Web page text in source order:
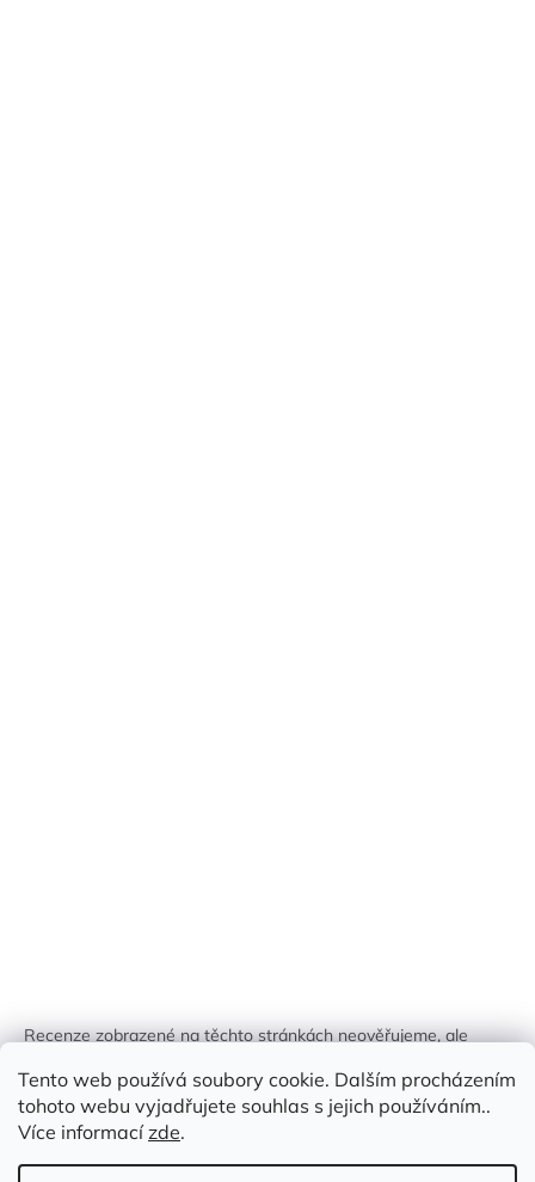
Tento web používá soubory cookie. Dalším procházením
tohoto webu vyjadřujete souhlas s jejich používáním..
Více informacízde.
Recenze zobrazené na těchto stránkách neověřujeme, ale
identifikován.